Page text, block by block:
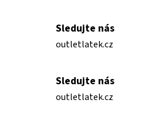
Sledujte nás
outletlatek.cz
Sledujte nás
outletlatek.cz